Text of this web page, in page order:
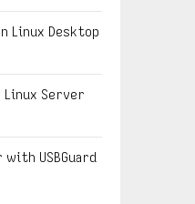
Linux Desktop
Linux Server
with USBGuard